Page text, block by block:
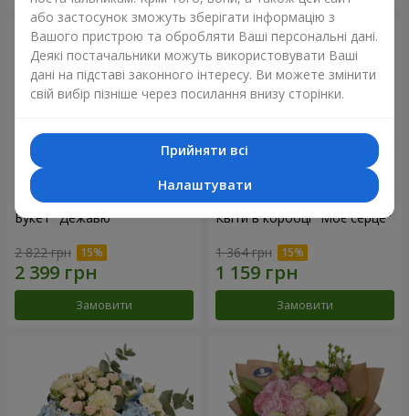
Букет "Дежавю"
2 822 грн
Замовити
Квіти в коробці "Моє серце"
1 364 грн
Замовити
або застосунок зможуть зберігати інформацію з
Вашого пристрою та обробляти Ваші персональні дані.
Деякі постачальники можуть використовувати Ваші
дані на підставі законного інтересу. Ви можете змінити
свій вибір пізніше через посилання внизу сторінки.
Прийняти всі
Налаштувати